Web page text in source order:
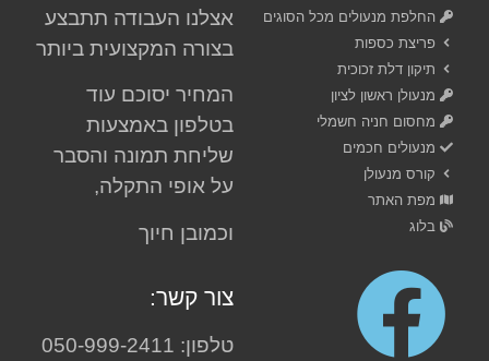
החלפת מנעולים מכל הסוגים
פריצת כספות
תיקון דלת זכוכית
מנעולן ראשון לציון
מחסום חניה חשמלי
מנעולים חכמים
קורס מנעולן
מפת האתר
בלוג
אצלנו העבודה תתבצע
בצורה המקצועית ביותר
המחיר יסוכם עוד
בטלפון באמצעות
שליחת תמונה והסבר
על אופי התקלה,
וכמובן חיוך
צור קשר:
טלפון: 050-999-2411